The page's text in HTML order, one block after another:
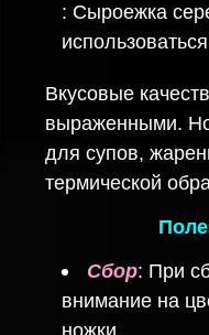
: Сыроежка
Вкусовые
выраженными.
для супов,
термической
Сбор: При
внимание на
ножки.